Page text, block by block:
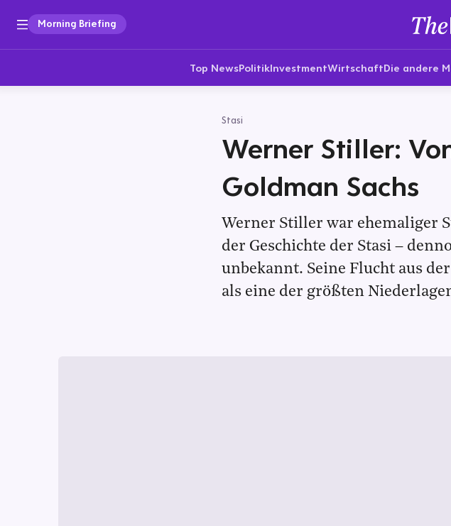
Morning Briefing
Top NewsPolitikInvestmentWirtschaftDie andere
Stasi
Werner Stiller:
Goldman Sachs
Werner Stiller war ehemaliger
der Geschichte der Stasi –
unbekannt. Seine Flucht aus
als eine der größten